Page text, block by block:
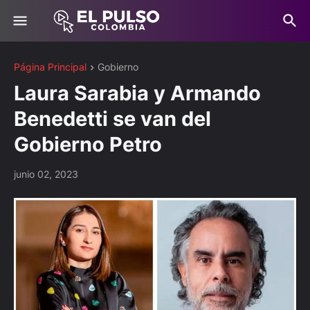
Página Principal Gobierno
Laura Sarabia y Armando
Benedetti se van del
Gobierno Petro
junio 02, 2023